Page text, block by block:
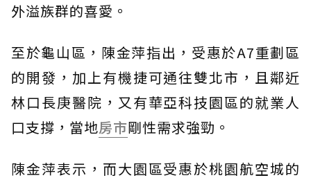
外溢族群的喜愛。
至於龜山區，陳金萍指出，受惠於A7重劃區
的開發，加上有機捷可通往雙北市，且鄰近
林口長庚醫院，又有華亞科技園區的就業人
口支撐，當地房市剛性需求強勁。
陳金萍表示，而大園區受惠於桃園航空城的